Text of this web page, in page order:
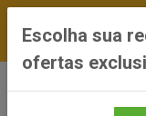
*Preços
Escolha sua
ofertas